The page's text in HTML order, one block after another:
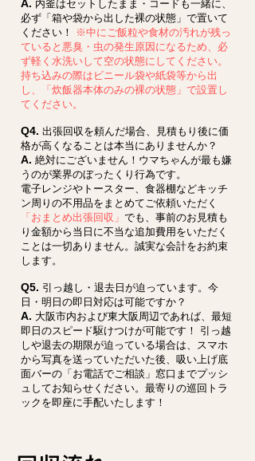
A. 内釜はセットしたまま・コードも一緒に、
必ず「箱や袋から出した裸の状態」で置いて
ください！
※中にご飯粒や食材の汚れが残っ
ていると悪臭・虫の発生原因になるため、必
ず軽く水洗いして空の状態にしてください。
持ち込みの際はビニール袋や紙袋等から出
し、「炊飯器本体のみの裸の状態」で設置し
てください。
Q4. 出張回収を頼んだ場合、見積もり後に価
格が高くなることは本当にありませんか？
A. 絶対にございません！ウマちゃんが最も嫌
うのが業界のぼったくり行為です。
電子レンジやトースター、食器棚などキッチ
ン周りの不用品をまとめてご依頼いただく
「おまとめ出張回収」 でも、事前のお見積も
り金額から当日に不当な追加費用をいただく
ことは一切ありません。誠実な会計をお約束
します。
Q5. 引っ越し・退去日が迫っています。今
日・明日の即日対応は可能ですか？
A. 大阪市内および東大阪周辺であれば、最短
即日のスピード駆けつけが可能です！ 引っ越
しや退去の期限が迫っている場合は、スマホ
から写真を送っていただいた後、吸い上げ底
面バーの「お電話でご相談」窓口までプッシ
ュしてお知らせください。最寄りの巡回トラ
ックを即座に手配いたします！